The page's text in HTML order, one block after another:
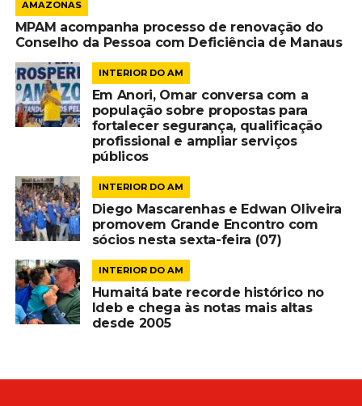
AMAZONAS
MPAM acompanha processo de renovação do
Conselho da Pessoa com Deficiência de Manaus
INTERIOR DO AM
Em Anori, Omar conversa com a
população sobre propostas para
fortalecer segurança, qualificação
profissional e ampliar serviços
públicos
INTERIOR DO AM
Diego Mascarenhas e Edwan Oliveira
promovem Grande Encontro com
sócios nesta sexta-feira (07)
INTERIOR DO AM
Humaitá bate recorde histórico no
Ideb e chega às notas mais altas
desde 2005